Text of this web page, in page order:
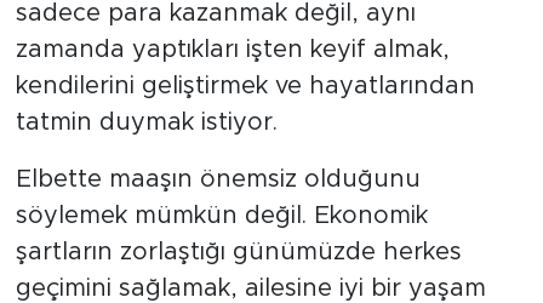
sadece para kazanmak değil, aynı
zamanda yaptıkları işten keyif almak,
kendilerini geliştirmek ve hayatlarından
tatmin duymak istiyor.
Elbette maaşın önemsiz olduğunu
söylemek mümkün değil. Ekonomik
şartların zorlaştığı günümüzde herkes
geçimini sağlamak, ailesine iyi bir yaşam